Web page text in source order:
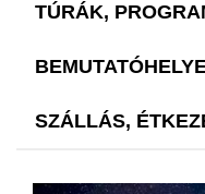
TÚRÁK,
SZÁLLÁS,